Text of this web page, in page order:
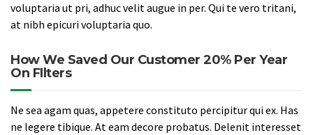
voluptaria ut pri, adhuc velit augue in per. Qui te vero tritani,
at nibh epicuri voluptaria quo.
How We Saved Our Customer 20% Per Year
On FIlters
Ne sea agam quas, appetere constituto percipitur qui ex. Has
ne legere tibique. At eam decore probatus. Delenit interesset